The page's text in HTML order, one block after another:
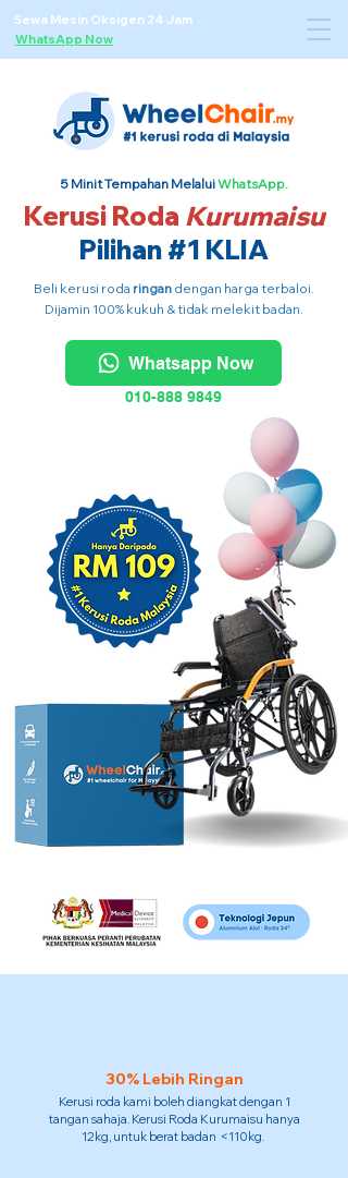
Sewa Mesin Oksigen 24 Jam ·
WhatsApp Now
5 Minit Tempahan MelaluiWhatsApp.
Kerusi Roda Kurumaisu
Pilihan #1 KLIA
Beli kerusi roda ringan dengan harga terbaloi.
Dijamin 100% kukuh & tidak melekit badan.
Whatsapp Now
010-888 9849
30% Lebih Ringan
Kerusi roda kami boleh diangkat dengan 1
tangan sahaja. Kerusi Roda Kurumaisu hanya
12kg, untuk berat badan <110kg.